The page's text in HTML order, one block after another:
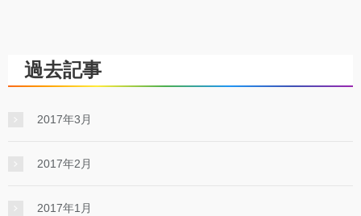
過去記事
2017年3月
2017年2月
2017年1月